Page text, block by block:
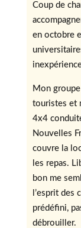
Coup de
en octobre
Mon
touristes et
4x4
Nouvelles
couvre la
les repas.
bon me
l’esprit des
prédéfini,
débrouiller.